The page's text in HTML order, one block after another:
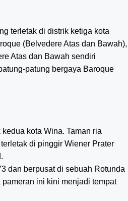
terletak di distrik ketiga kota
(Belvedere Atas dan Bawah),
Atas dan Bawah sendiri
patung bergaya Baroque
kota Wina. Taman ria
di pinggir Wiener Prater
dan berpusat di sebuah Rotunda
ini kini menjadi tempat